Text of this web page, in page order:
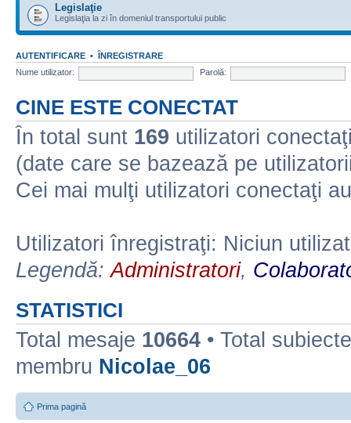
Legislaţie
Legislaţia la zi în domeniul transportului public
AUTENTIFICARE • ÎNREGISTRARE
Nume utilizator:
Parolă:
CINE ESTE CONECTAT
În total sunt 169 utilizatori
(date care se bazează pe
Cei mai mulţi utilizatori conectaţi
Utilizatori înregistraţi: Niciun
Legendă:Administratori,
STATISTICI
Total mesaje 10664 • Total
membru Nicolae_06
Prima pagină